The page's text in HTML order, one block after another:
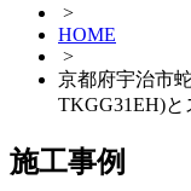
>
HOME
>
京都府宇治市
TKGG31EH)
施工事例